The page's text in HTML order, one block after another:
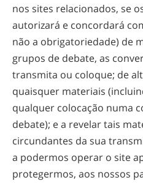
nos sites relacionados, se
autorizará e concordará
não a obrigatoriedade) de
grupos de debate, as
transmita ou coloque; de
quaisquer materiais
qualquer colocação numa
debate); e a revelar tais
circundantes da sua
a podermos operar o site
protegermos, aos nossos